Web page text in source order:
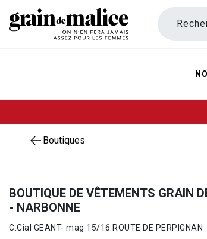
Boutiques
BOUTIQUE DE VÊTEMENTS GRAIN
- NARBONNE
C.Cial GEANT- mag 15/16 ROUTE DE PERPIGNAN